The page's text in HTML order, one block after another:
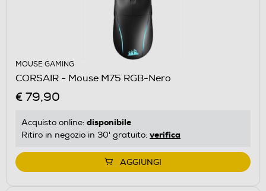
MOUSE GAMING
CORSAIR - Mouse M75 RGB-Nero
€ 79,90
Acquisto online: disponibile
Ritiro in negozio in 30' gratuito: verifica
AGGIUNGI